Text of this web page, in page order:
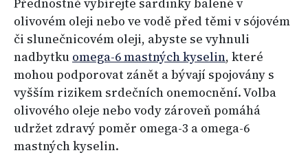
olivovém oleji nebo ve vodě před těmi v sójovém
či slunečnicovém oleji, abyste se vyhnuli
nadbytku omega-6 mastných kyselin, které
mohou podporovat zánět a bývají spojovány s
vyšším rizikem srdečních onemocnění. Volba
olivového oleje nebo vody zároveň pomáhá
udržet zdravý poměr omega-3 a omega-6
mastných kyselin.